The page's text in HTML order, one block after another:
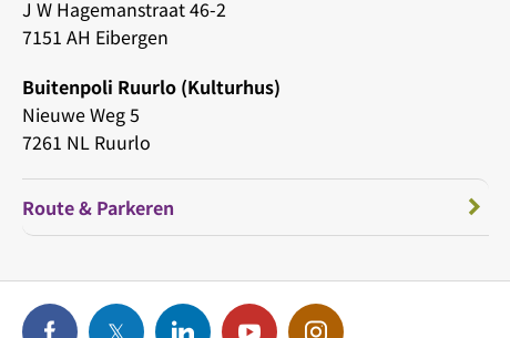
J W Hagemanstraat 46-2
7151 AH Eibergen
Buitenpoli Ruurlo (Kulturhus)
Nieuwe Weg 5
7261 NL Ruurlo
Route & Parkeren